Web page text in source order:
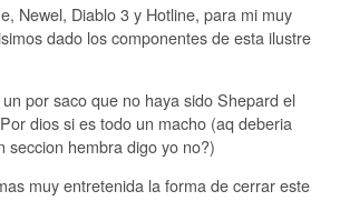
Newel, Diablo 3 y Hotline, para mi muy
dado los componentes de esta ilustre
por saco que no haya sido Shepard el
dios si es todo un macho (aq deberia
seccion hembra digo yo no?)
muy entretenida la forma de cerrar este